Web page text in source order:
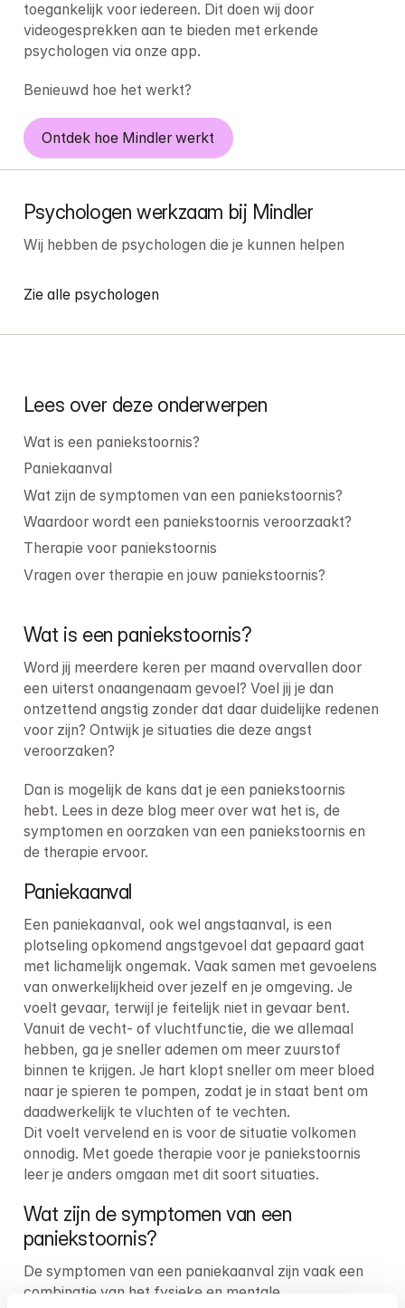
toegankelijk voor iedereen. Dit doen wij door
videogesprekken aan te bieden met erkende
psychologen via onze app.
Benieuwd hoe het werkt?
Ontdek hoe Mindler werkt
Psychologen werkzaam bij Mindler
Wij hebben de psychologen die je kunnen helpen
Zie alle psychologen
Wat is een paniekstoornis?
Word jij meerdere keren per maand overvallen door
een uiterst onaangenaam gevoel? Voel jij je dan
ontzettend angstig zonder dat daar duidelijke redenen
voor zijn? Ontwijk je situaties die deze angst
veroorzaken?
Dan is mogelijk de kans dat je een paniekstoornis
hebt. Lees in deze blog meer over wat het is, de
symptomen en oorzaken van een paniekstoornis en
de therapie ervoor.
Paniekaanval
Een paniekaanval, ook wel angstaanval, is een
plotseling opkomend angstgevoel dat gepaard gaat
met lichamelijk ongemak. Vaak samen met gevoelens
van onwerkelijkheid over jezelf en je omgeving. Je
voelt gevaar, terwijl je feitelijk niet in gevaar bent.
Vanuit de vecht- of vluchtfunctie, die we allemaal
hebben, ga je sneller ademen om meer zuurstof
binnen te krijgen. Je hart klopt sneller om meer bloed
naar je spieren te pompen, zodat je in staat bent om
daadwerkelijk te vluchten of te vechten.
Dit voelt vervelend en is voor de situatie volkomen
onnodig. Met goede therapie voor je paniekstoornis
leer je anders omgaan met dit soort situaties.
Wat zijn de symptomen van een
paniekstoornis?
De symptomen van een paniekaanval zijn vaak een
combinatie van het fysieke en mentale.
Lees over deze onderwerpen
Wat is een paniekstoornis?
Paniekaanval
Wat zijn de symptomen van een paniekstoornis?
Waardoor wordt een paniekstoornis veroorzaakt?
Therapie voor paniekstoornis
Vragen over therapie en jouw paniekstoornis?